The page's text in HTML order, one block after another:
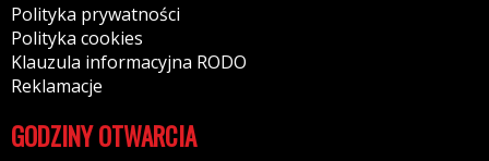
Polityka prywatności
Polityka cookies
Klauzula informacyjna RODO
Reklamacje
GODZINY OTWARCIA